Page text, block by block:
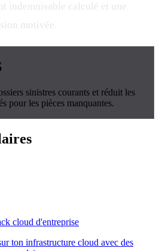
indemnisable calculé et une
motivée.
sinistres courants et réduit les
pour les pièces manquantes.
cloud d'entreprise
ton infrastructure cloud avec des